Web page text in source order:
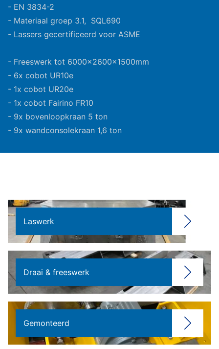
- EN 3834-2
- Materiaal groep 3.1, SQL690
- Lassers gecertificeerd voor ASME
- Freeswerk tot 6000x2600x1500mm
- 6x cobot UR10e
- 1x cobot UR20e
- 1x cobot Fairino FR10
- 9x bovenloopkraan 5 ton
- 9x wandconsolekraan 1,6 ton
Laswerk
Draai & freeswerk
Gemonteerd